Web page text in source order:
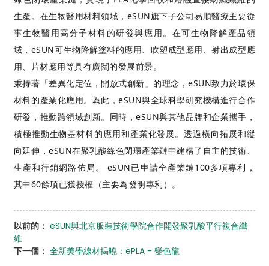
生產。在生物醫用材料領域，eSUN旗下子公司易順醫療主要從
事生物醫用高分子材料的研發與應用。在可生物降解產品領
域，eSUN可生物降解塗料的應用、吹塑成型應用、射出成型應
用、片材應用等具有廣闊的發展前景。
秉持著「差異化定位，開放式創新」的理念，eSUN致力於環保
材料的產業化應用。為此，eSUN與全球科學研究機構進行合作
研發，推動跨領域創新。同時，eSUN與其他品牌和企業攜手，
積極推動生物基材料的應用和產業化發展。透過橫向拓展和縱
向延伸，eSUN在聚乳酸綠色閉環產業鏈中建構了自主的技術、
生產和行銷網路佈局。 eSUN已申請全產業鏈100多項專利，
其中60餘項已獲授權（主要為發明專利）。
以前的： eSUN與北京服裝技術學院合作開發聚乳酸平行複合纖
維
下一個： 全新美學線材揭曉：ePLA - 變色龍